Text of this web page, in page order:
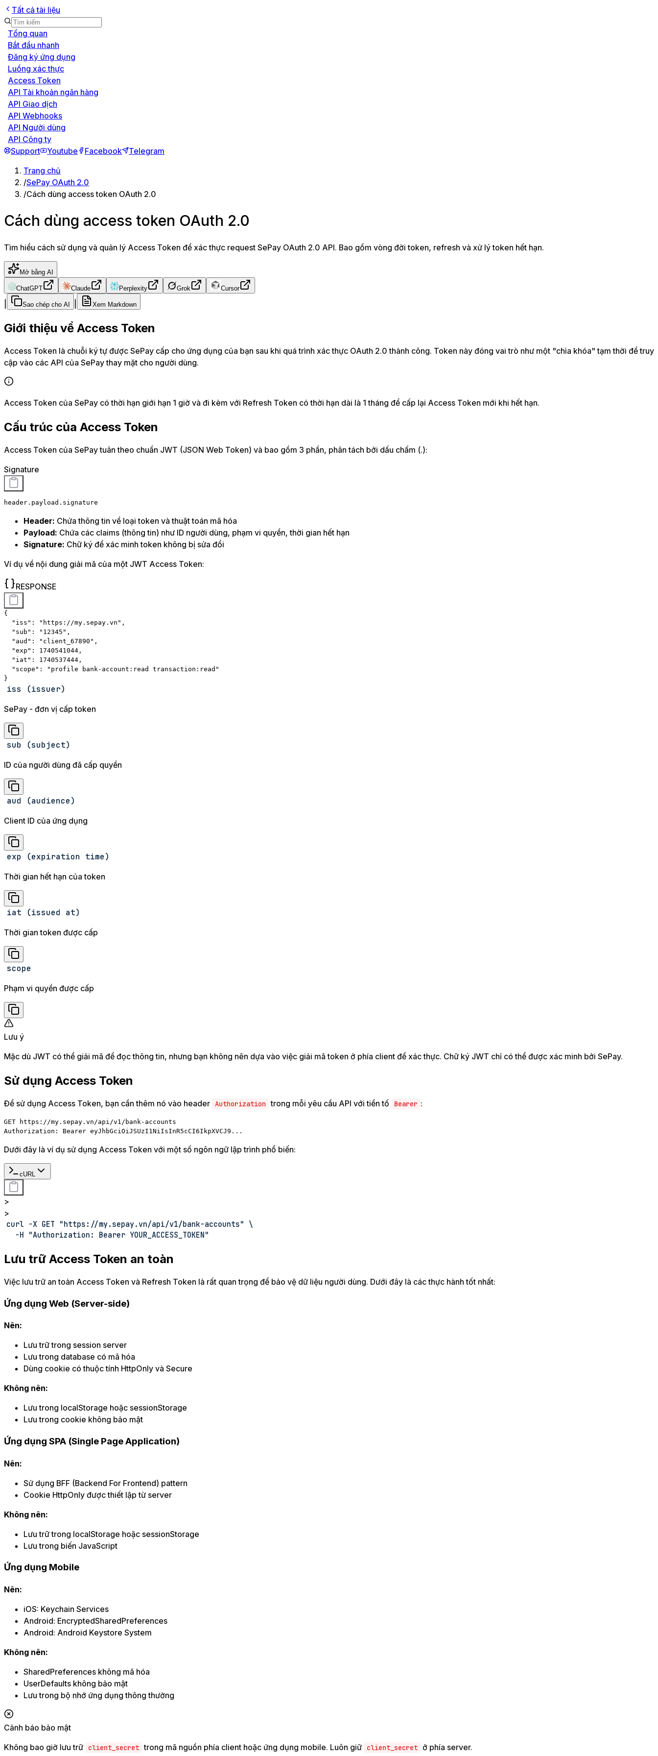
Tất cả tài liệu
Tổng quan
Bắt đầu nhanh
Đăng ký ứng dụng
Luồng xác thực
Access Token
API Tài khoản ngân hàng
API Giao dịch
API Webhooks
API Người dùng
API Công ty
Support
Youtube Facebook
Telegram
Trang chủ
/SePay OAuth 2.0
/Cách dùng access token OAuth 2.0
Cách dùng access token OAuth 2.0
Tìm hiểu cách sử dụng và quản lý Access Token để xác thực request SePay OAuth 2.0 API. Bao gồm vòng đời token, refresh và xử lý token hết hạn.
Mở bằng AI
ChatGPT Claude Perplexity Grok Cursor
Sao chép cho AI Xem Markdown
Giới thiệu về Access Token
Access Token là chuỗi ký tự được SePay cấp cho ứng dụng của bạn sau khi quá trình xác thực OAuth 2.0 thành công. Token này đóng vai trò như một "chìa khóa" tạm thời để truy
cập vào các API của SePay thay mặt cho người dùng.
Access Token của SePay có thời hạn giới hạn 1 giờ và đi kèm với Refresh Token có thời hạn dài là 1 tháng để cấp lại Access Token mới khi hết hạn.
Cấu trúc của Access Token
Access Token của SePay tuân theo chuẩn JWT (JSON Web Token) và bao gồm 3 phần, phân tách bởi dấu chấm (.):
Signature
header.payload.signature
Header: Chứa thông tin về loại token và thuật toán mã hóa
Payload: Chứa các claims (thông tin) như ID người dùng, phạm vi quyền, thời gian hết hạn
Signature: Chữ ký để xác minh token không bị sửa đổi
Ví dụ về nội dung giải mã của một JWT Access Token:
RESPONSE
{
  "iss": "https://my.sepay.vn",
  "sub": "12345",
  "aud": "client_67890",
  "exp": 1740541044,
  "iat": 1740537444,
  "scope": "profile bank-account:read transaction:read"
}
iss (issuer)
SePay - đơn vị cấp token
sub (subject)
ID của người dùng đã cấp quyền
aud (audience)
Client ID của ứng dụng
exp (expiration time)
Thời gian hết hạn của token
iat (issued at)
Thời gian token được cấp
scope
Phạm vi quyền được cấp
Lưu ý
Mặc dù JWT có thể giải mã để đọc thông tin, nhưng bạn không nên dựa vào việc giải mã token ở phía client để xác thực. Chữ ký JWT chỉ có thể được xác minh bởi SePay.
Sử dụng Access Token
Để sử dụng Access Token, bạn cần thêm nó vào header Authorization trong mỗi yêu cầu API với tiền tố Bearer :
GET https://my.sepay.vn/api/v1/bank-accounts
Authorization: Bearer eyJhbGciOiJSUzI1NiIsInR5cCI6IkpXVCJ9...
Dưới đây là ví dụ sử dụng Access Token với một số ngôn ngữ lập trình phổ biến:
cURL
>
>
curl -X GET "https://my.sepay.vn/api/v1/bank-accounts" \
  -H "Authorization: Bearer YOUR_ACCESS_TOKEN"
Lưu trữ Access Token an toàn
Việc lưu trữ an toàn Access Token và Refresh Token là rất quan trọng để bảo vệ dữ liệu người dùng. Dưới đây là các thực hành tốt nhất:
Ứng dụng Web (Server-side)
Nên:
Lưu trữ trong session server
Lưu trong database có mã hóa
Dùng cookie có thuộc tính HttpOnly và Secure
Không nên:
Lưu trong localStorage hoặc sessionStorage
Lưu trong cookie không bảo mật
Ứng dụng SPA (Single Page Application)
Nên:
Sử dụng BFF (Backend For Frontend) pattern
Cookie HttpOnly được thiết lập từ server
Không nên:
Lưu trữ trong localStorage hoặc sessionStorage
Lưu trong biến JavaScript
Ứng dụng Mobile
Nên:
iOS: Keychain Services
Android: EncryptedSharedPreferences
Android: Android Keystore System
Không nên:
SharedPreferences không mã hóa
UserDefaults không bảo mật
Lưu trong bộ nhớ ứng dụng thông thường
Cảnh báo bảo mật
Không bao giờ lưu trữ
client_secret trong mã nguồn phía client hoặc ứng dụng mobile. Luôn giữ client_secret ở phía server.